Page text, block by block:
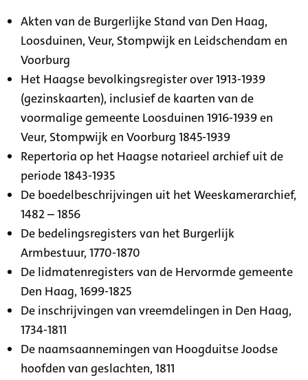
Akten van de Burgerlijke Stand van Den Haag,
Loosduinen, Veur, Stompwijk en Leidschendam en
Voorburg
Het Haagse bevolkingsregister over 1913-1939
(gezinskaarten), inclusief de kaarten van de
voormalige gemeente Loosduinen 1916-1939 en
Veur, Stompwijk en Voorburg 1845-1939
Repertoria op het Haagse notarieel archief uit de
periode 1843-1935
De boedelbeschrijvingen uit het Weeskamerarchief,
1482 – 1856
De bedelingsregisters van het Burgerlijk
Armbestuur, 1770-1870
De lidmatenregisters van de Hervormde gemeente
Den Haag, 1699-1825
De inschrijvingen van vreemdelingen in Den Haag,
1734-1811
De naamsaannemingen van Hoogduitse Joodse
hoofden van geslachten, 1811